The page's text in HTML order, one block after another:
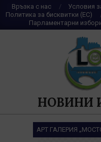
Skip
to
content
Връзка с нас Условия
Политика за бисквитки (ЕС)
Парламентарни
НОВИНИ
АРТ ГАЛЕРИЯ